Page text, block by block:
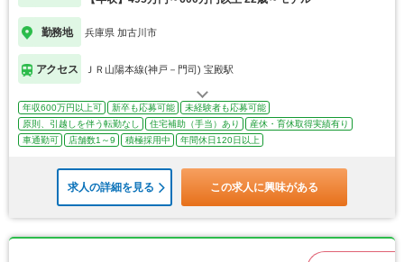
勤務地 兵庫県 加古川市
アクセス ＪＲ山陽本線(神戸－門司) 宝殿駅
年収600万円以上可 新卒も応募可能
未経験者も応募可能
原則、引越しを伴う転勤なし
住宅補助（手当）あり
産休・育休取得実績有り
車通勤可
店舗数1～9 積極採用中 年間休日120日以上
求人の詳細を見る この求人に興味がある